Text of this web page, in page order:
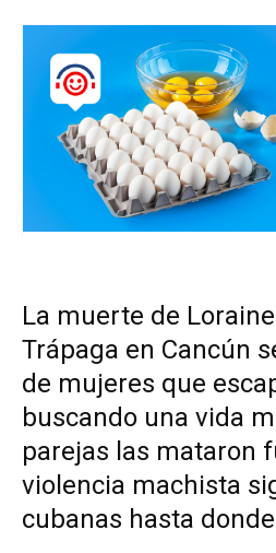
La muerte de
Trápaga en Cancún
de mujeres que
buscando una vida
parejas las mataron
violencia machista
cubanas hasta